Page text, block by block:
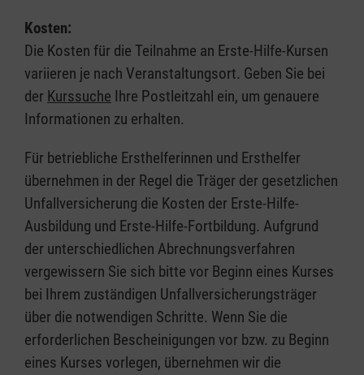
Kosten:
Die Kosten für die Teilnahme an Erste-Hilfe-Kursen
variieren je nach Veranstaltungsort. Geben Sie bei
der Kurssuche Ihre Postleitzahl ein, um genauere
Informationen zu erhalten.
Für betriebliche Ersthelferinnen und Ersthelfer
übernehmen in der Regel die Träger der gesetzlichen
Unfallversicherung die Kosten der Erste-Hilfe-
Ausbildung und Erste-Hilfe-Fortbildung. Aufgrund
der unterschiedlichen Abrechnungsverfahren
vergewissern Sie sich bitte vor Beginn eines Kurses
bei Ihrem zuständigen Unfallversicherungsträger
über die notwendigen Schritte. Wenn Sie die
erforderlichen Bescheinigungen vor bzw. zu Beginn
eines Kurses vorlegen, übernehmen wir die